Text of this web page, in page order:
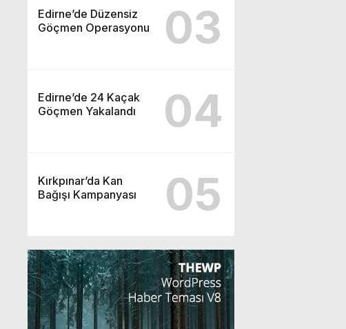
Edirne’de Düzensiz
Göçmen Operasyonu
03
Edirne’de 24 Kaçak
Göçmen Yakalandı
04
Kırkpınar’da Kan
Bağışı Kampanyası
05